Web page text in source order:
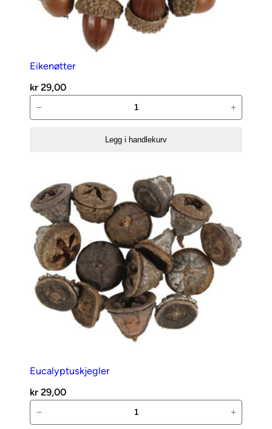
Eikenøtter
kr 29,00
antall
− +
Legg i handlekurv
Eucalyptuskjegler
kr 29,00
antall
− +